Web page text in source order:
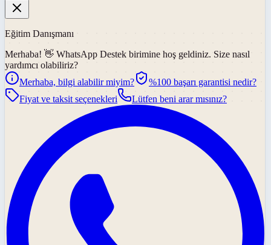
Eğitim Danışmanı
Merhaba! 👋 WhatsApp Destek birimine hoş geldiniz. Size nasıl
yardımcı olabiliriz?
Merhaba, bilgi alabilir miyim?
%100 başarı garantisi nedir?
Fiyat ve taksit seçenekleri
Lütfen beni arar mısınız?